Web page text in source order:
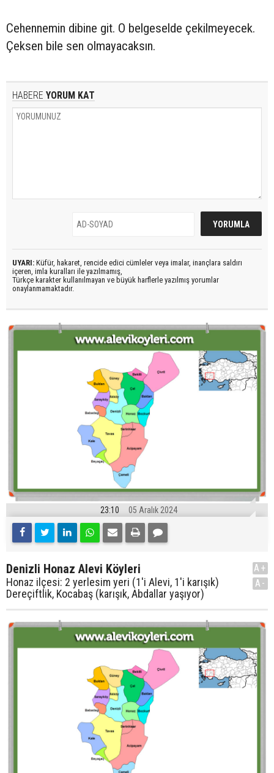
Cehennemin dibine git. O belgeselde çekilmeyecek.
Çeksen bile sen olmayacaksın.
HABERE YORUM KAT
UYARI: Küfür, hakaret, rencide edici cümleler veya imalar, inançlara saldırı
içeren, imla kuralları ile yazılmamış,
Türkçe karakter kullanılmayan ve büyük harflerle yazılmış yorumlar
onaylanmamaktadır.
23:10 05 Aralık 2024
Denizli Honaz Alevi Köyleri
Honaz ilçesi: 2 yerlesim yeri (1'i Alevi, 1'i karışık)
Dereçiftlik, Kocabaş (karışık, Abdallar yaşıyor)
A+
A-